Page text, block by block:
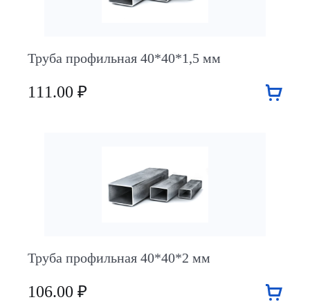
Труба профильная 40*40*1,5 мм
111.00 ₽
Труба профильная 40*40*2 мм
106.00 ₽